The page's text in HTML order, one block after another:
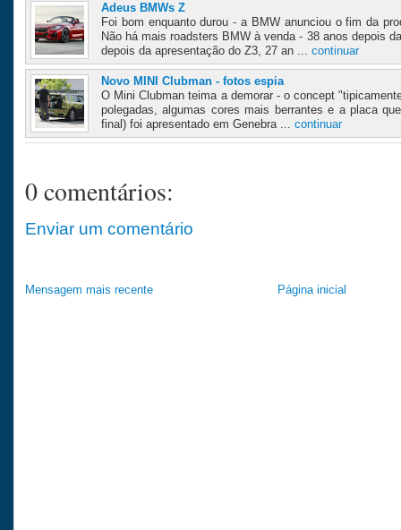
Adeus BMWs Z
Foi bom enquanto durou - a BMW anunciou o fim da
Não há mais roadsters BMW à venda - 38 anos depois
depois da apresentação do Z3, 27 an ... continuar
Novo MINI Clubman - fotos espia
O Mini Clubman teima a demorar - o concept
polegadas, algumas cores mais berrantes e a placa
final) foi apresentado em Genebra ... continuar
0 comentários:
Enviar um comentário
Mensagem mais recente Página inicial